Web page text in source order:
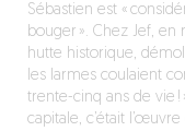
Sébastien est «
bouger ». Chez Jef,
hutte historique,
les larmes coulaient
trente-cinq ans de vie
capitale, c’était